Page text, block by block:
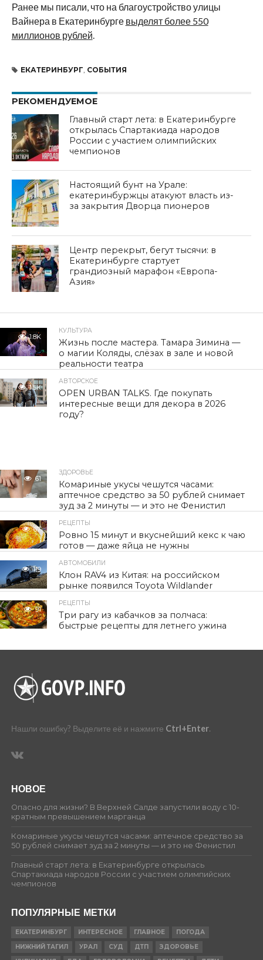
Ранее мы писали, что на благоустройство улицы
Вайнера в Екатеринбурге выделят более 550
миллионов рублей
ЕКАТЕРИНБУРГ СОБЫТИЯ
РЕКОМЕНДУЕМОЕ
Главный старт лета: в Екатеринбурге
открылась Спартакиада народов
России с участием олимпийских
чемпионов
Настоящий бунт на Урале:
екатеринбуржцы атакуют власть из-
за закрытия Дворца пионеров
Центр перекрыт, бегут тысячи: в
Екатеринбурге стартует
грандиозный марафон «Европа-
Азия»
1.8K
КУЛЬТУРА
Жизнь после мастера. Тамара Зимина —
о магии Коляды, слёзах в зале и новой
реальности театра
1.5K
АВТОРСКОЕ
OPEN URBAN TALKS. Где покупать
интересные вещи для декора в 2026
году?
61
ЗДОРОВЬЕ
Комариные укусы чешутся часами:
аптечное средство за 50 рублей снимает
зуд за 2 минуты — и это не Фенистил
67
РЕЦЕПТЫ
Ровно 15 минут и вкуснейший кекс к чаю
готов — даже яйца не нужны
119
АВТОМОБИЛИ
Клон RAV4 из Китая: на российском
рынке появился Toyota Wildlander
91
РЕЦЕПТЫ
Три рагу из кабачков за полчаса:
быстрые рецепты для летнего ужина
Нашли ошибку? Выделите её и нажмите Ctrl+Enter.
НОВОЕ
Опасно для жизни? В Верхней Салде запустили воду с 10-
кратным превышением марганца
Комариные укусы чешутся часами: аптечное средство за
50 рублей снимает зуд за 2 минуты — и это не Фенистил
Главный старт лета: в Екатеринбурге открылась
Спартакиада народов России с участием олимпийских
чемпионов
ПОПУЛЯРНЫЕ МЕТКИ
ЕКАТЕРИНБУРГ ИНТЕРЕСНОЕ ГЛАВНОЕ
ПОГОДА
НИЖНИЙ ТАГИЛ
УРАЛ СУД ДТП
ЗДОРОВЬЕ